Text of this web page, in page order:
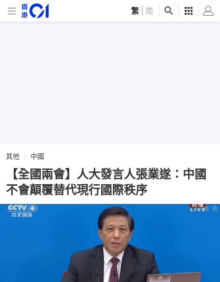
繁 简
其他 中國
【全國兩會】人大發言人張業遂：中國
不會顛覆替代現行國際秩序